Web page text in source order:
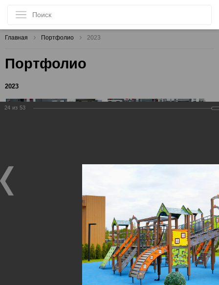
Главная Портфолио 2023
Портфолио
2023
24 из 53